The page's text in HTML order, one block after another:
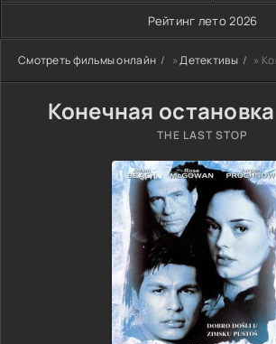
Рейтинг лето 2026
Смотреть фильмы онлайн »Детективы »
Конечная
THE LAST STOP